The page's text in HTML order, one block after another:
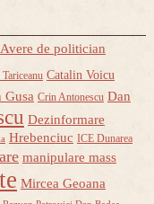
Avere de politician
Catalin Voicu
Gusa Crin Antonescu Dan
Dezinformare
Hrebenciuc ICE Dunarea
manipulare mass
Mircea Geoana